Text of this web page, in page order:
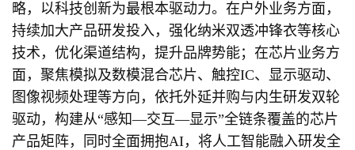
略，以科技创新为最根本驱动力。在户外业务方面，
持续加大产品研发投入，强化纳米双透冲锋衣等核心
技术，优化渠道结构，提升品牌势能；在芯片业务方
面，聚焦模拟及数模混合芯片、触控IC、显示驱动、
图像视频处理等方向，依托外延并购与内生研发双轮
驱动，构建从“感知—交互—显示”全链条覆盖的芯片
产品矩阵，同时全面拥抱AI，将人工智能融入研发全